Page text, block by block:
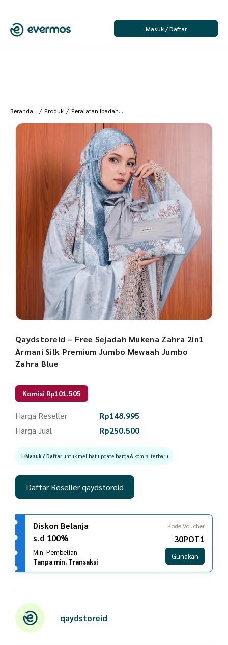
Masuk / Daftar
Beranda / Produk / Peralatan Ibadah /
Qaydstoreid – Free Sejadah Mukena Zahra 2in1
Armani Silk Premium Jumbo Mewaah Jumbo
Zahra Blue
Komisi Rp101.505
Harga Reseller Rp148.995
Harga Jual
Rp250.500
Masuk / Daftaruntuk melihat update harga & komisi terbaru
Daftar Reseller qaydstoreid
Diskon Belanja
s.d 100%
Min. Pembelian
Tanpa min. Transaksi
Kode Voucher
30POT1
Gunakan
qaydstoreid